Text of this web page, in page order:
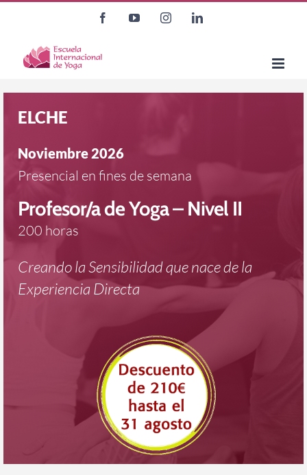
contenido
FacebookYouTubeInstagramLinkedIn
ELCHE
Noviembre 2026
Presencial en fines de semana
Profesor/a de Yoga – Nivel II
200 horas
Creando la Sensibilidad que nace de la
Experiencia Directa